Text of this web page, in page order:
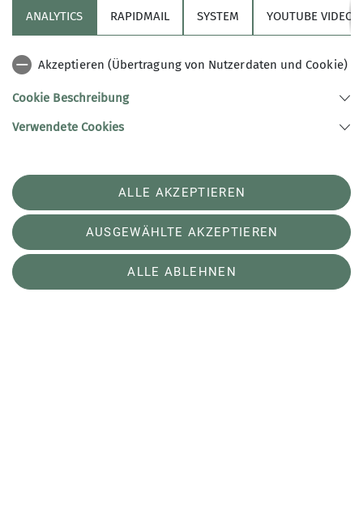
durchgeführt werden. Wiedervorlage in der
nächsten Sitzung.
Erweiterung Kinderboulderwelt
Vom Hauptverband wurde mit Schreiben vom
17.09.25 eine Förderung von ca. 70.000 Euro
Der Bauantrag für die Kinderboulderwelt liegt seit
Entscheidung wird bis 21.11.25 zugesichert.
Hütten: Aktueller Stand LEH
An der LEH wurde eine Kanalbefahrung
durchgeführt. Es wurden Mängel im UG
festgestellt, die voraussichtlich eine
Planänderung /-ergänzung erfordern. Der weitere
Ausbau im neuen Winterraum findet ab der
ANALYTICS RAPIDMAIL SYSTEM YOUTUBE VIDEOS
Akzeptieren (Übertragung von Nutzerdaten und Cookie)
Cookie Beschreibung
Verwendete Cookies
ALLE AKZEPTIEREN
AUSGEWÄHLTE AKZEPTIEREN
ALLE ABLEHNEN